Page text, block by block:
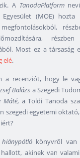
A TanodaPlatform
(MOE) hozta
megfontolásokból,
Most ez a társaság
elé.
a recenziót, hogy le
Balázs a Szegedi
Máté, a Toldi Tanoda
szegedi egyetemi
hiánypótlókönyvről van
akinek van